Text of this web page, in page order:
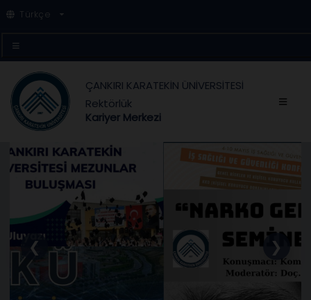
Türkçe
ÇANKIRI KARATEKİN ÜNİVERSİTESİ
Rektörlük
Kariyer Merkezi
❮ ❯